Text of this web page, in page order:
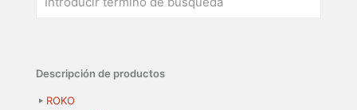
Descripción de productos
ROKO